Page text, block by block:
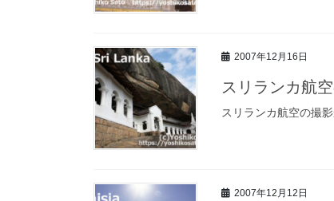
2007年12月16日
スリランカ航
スリランカ航空の撮
2007年12月12日